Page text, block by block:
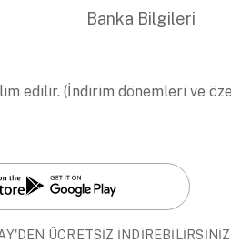
Banka Bilgileri
edilir. (İndirim dönemleri ve
ÜCRETSİZ İNDİREBİLİRSİNİZ.